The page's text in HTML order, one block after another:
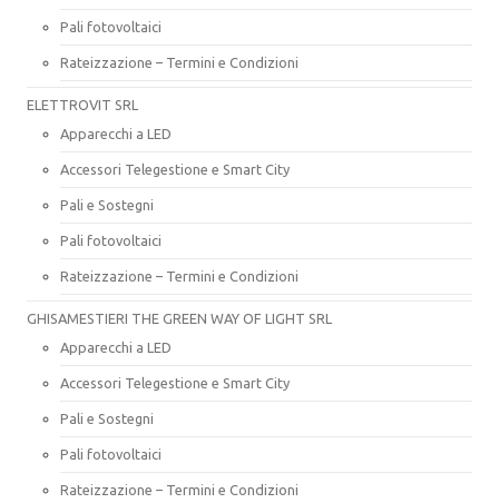
Pali fotovoltaici
Rateizzazione – Termini e Condizioni
ELETTROVIT SRL
Apparecchi a LED
Accessori Telegestione e Smart City
Pali e Sostegni
Pali fotovoltaici
Rateizzazione – Termini e Condizioni
GHISAMESTIERI THE GREEN WAY OF LIGHT SRL
Apparecchi a LED
Accessori Telegestione e Smart City
Pali e Sostegni
Pali fotovoltaici
Rateizzazione – Termini e Condizioni